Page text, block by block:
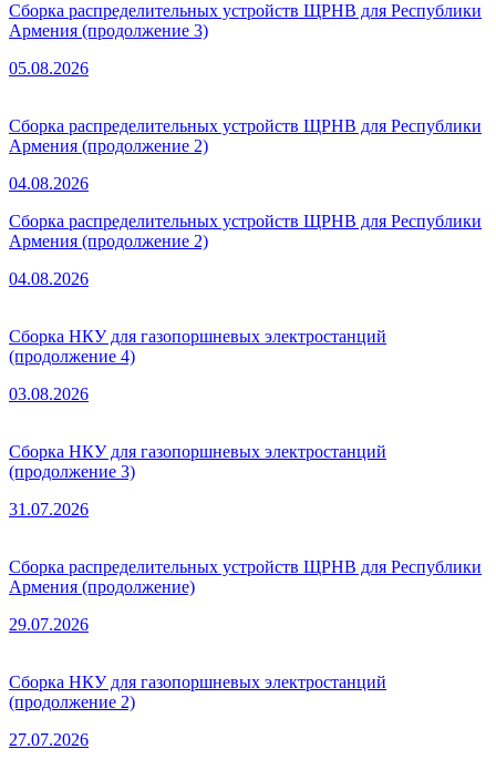
Сборка распределительных устройств ЩРНВ для Республики
Армения (продолжение 3)
05.08.2026
Сборка распределительных устройств ЩРНВ для Республики
Армения (продолжение 2)
04.08.2026
Сборка распределительных устройств ЩРНВ для Республики
Армения (продолжение 2)
04.08.2026
Сборка НКУ для газопоршневых электростанций
(продолжение 4)
03.08.2026
Сборка НКУ для газопоршневых электростанций
(продолжение 3)
31.07.2026
Сборка распределительных устройств ЩРНВ для Республики
Армения (продолжение)
29.07.2026
Сборка НКУ для газопоршневых электростанций
(продолжение 2)
27.07.2026